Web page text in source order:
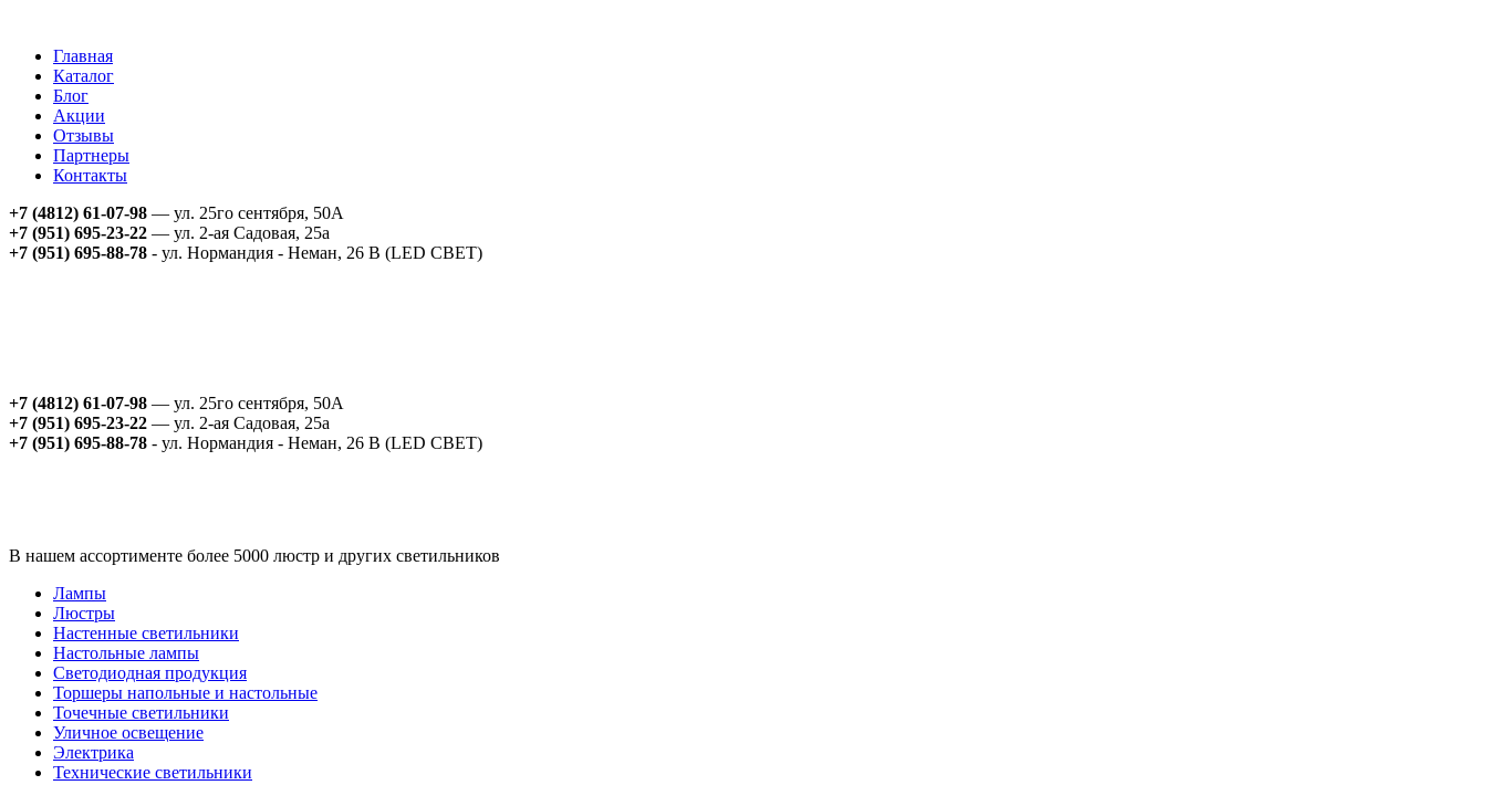
Главная
Каталог
Блог
Акции
Отзывы
Партнеры
Контакты
+7 (4812) 61-07-98 — ул. 25го сентября, 50А
+7 (951) 695-23-22 — ул. 2-ая Садовая, 25а
+7 (951) 695-88-78 - ул. Нормандия - Неман, 26 В (LED СВЕТ)
+7 (4812) 61-07-98 — ул. 25го сентября, 50А
+7 (951) 695-23-22 — ул. 2-ая Садовая, 25а
+7 (951) 695-88-78 - ул. Нормандия - Неман, 26 В (LED СВЕТ)
В нашем ассортименте более 5000 люстр и других светильников
Лампы
Люстры
Настенные светильники
Настольные лампы
Светодиодная продукция
Торшеры напольные и настольные
Точечные светильники
Уличное освещение
Электрика
Технические светильники